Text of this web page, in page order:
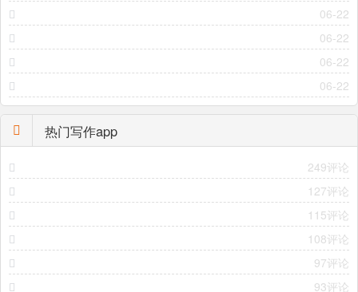
06-22
06-22
06-22
06-22
热门写作app
249评论
127评论
115评论
108评论
97评论
93评论